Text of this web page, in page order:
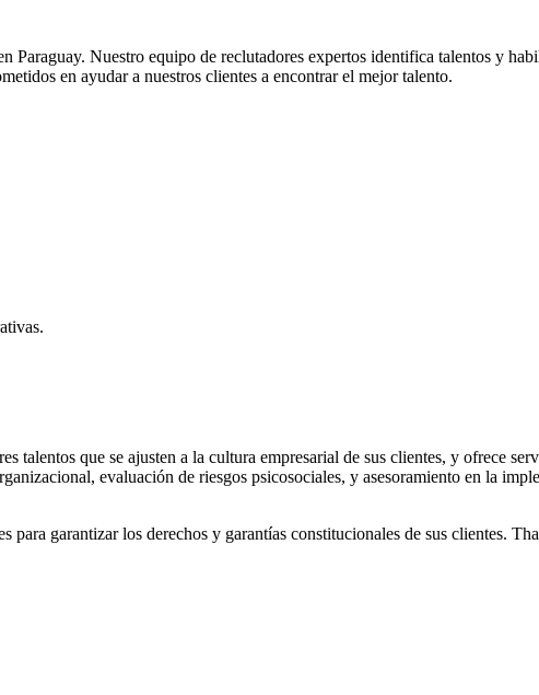
Paraguay. Nuestro equipo de reclutadores expertos identifica talentos y
en ayudar a nuestros clientes a encontrar el mejor talento.
talentos que se ajusten a la cultura empresarial de sus clientes, y ofrece
evaluación de riesgos psicosociales, y asesoramiento en la
para garantizar los derechos y garantías constitucionales de sus clientes.